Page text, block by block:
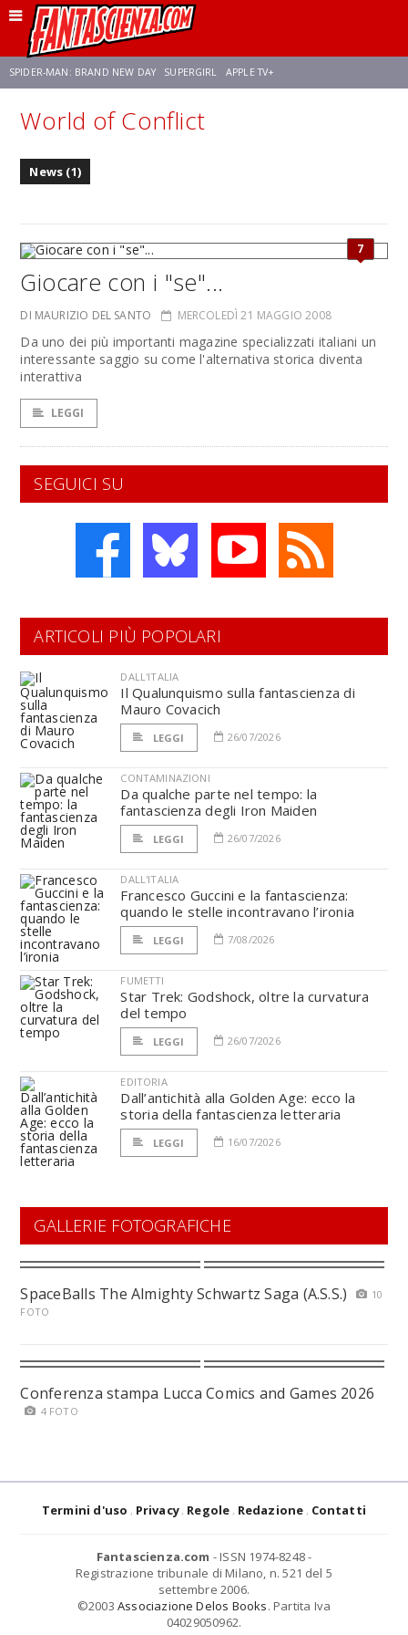
SPIDER-MAN: BRAND NEW DAY SUPERGIRL APPLE TV+
FRANCO RICCIARDIELLO ZENDAYA AVENGERS: DOOMSDAY
World of Conflict
News (1)
7
Giocare con i "se"...
DI MAURIZIO DEL SANTO MERCOLEDÌ 21 MAGGIO 2008
Da uno dei più importanti magazine specializzati italiani un
interessante saggio su come l'alternativa storica diventa
interattiva
LEGGI
SEGUICI SU
ARTICOLI PIÙ POPOLARI
DALL'ITALIA
Il Qualunquismo sulla fantascienza di
Mauro Covacich
LEGGI 26/07/2026
CONTAMINAZIONI
Da qualche parte nel tempo: la
fantascienza degli Iron Maiden
LEGGI 26/07/2026
DALL'ITALIA
Francesco Guccini e la fantascienza:
quando le stelle incontravano l’ironia
LEGGI 7/08/2026
FUMETTI
Star Trek: Godshock, oltre la curvatura
del tempo
LEGGI 26/07/2026
EDITORIA
Dall’antichità alla Golden Age: ecco la
storia della fantascienza letteraria
LEGGI 16/07/2026
GALLERIE FOTOGRAFICHE
SpaceBalls The Almighty Schwartz Saga (A.S.S.)
10
FOTO
Conferenza stampa Lucca Comics and Games 2026
4 FOTO
Termini d'uso Privacy Regole Redazione Contatti
Fantascienza.com - ISSN 1974-8248 -
Registrazione tribunale di Milano, n. 521 del 5
settembre 2006.
©2003 Associazione Delos Books. Partita Iva
04029050962.